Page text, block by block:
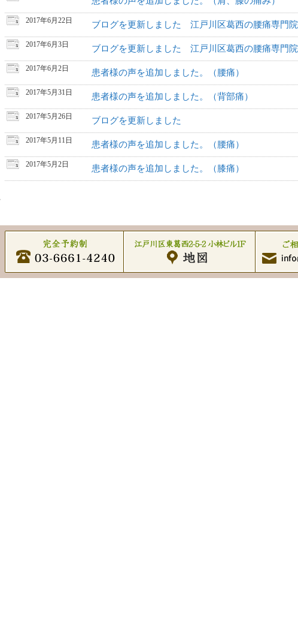
2017年6月22日 ブログを更新しました 江戸川区葛西の腰痛専門院
2017年6月3日 ブログを更新しました 江戸川区葛西の腰痛専門院
2017年6月2日 患者様の声を追加しました。（腰痛）
2017年5月31日 患者様の声を追加しました。（背部痛）
2017年5月26日 ブログを更新しました
2017年5月11日 患者様の声を追加しました。（腰痛）
2017年5月2日 患者様の声を追加しました。（膝痛）